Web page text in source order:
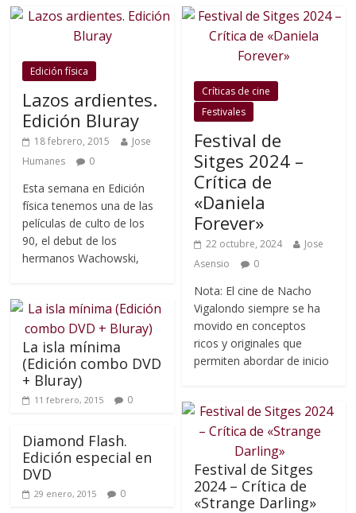
Edición física
Lazos ardientes.
Edición Bluray
18 febrero, 2015
Jose
Humanes
0
Esta semana en Edición
física tenemos una de las
películas de culto de los
90, el debut de los
hermanos Wachowski,
La isla mínima
(Edición combo DVD
+ Bluray)
11 febrero, 2015 0
Diamond Flash.
Edición especial en
DVD
29 enero, 2015 0
Críticas de cine
Festivales
Festival de
Sitges 2024 –
Crítica de
«Daniela
Forever»
22 octubre, 2024
Jose
Asensio
0
Nota: El cine de Nacho
Vigalondo siempre se ha
movido en conceptos
ricos y originales que
permiten abordar de inicio
Festival de Sitges
2024 – Crítica de
«Strange Darling»